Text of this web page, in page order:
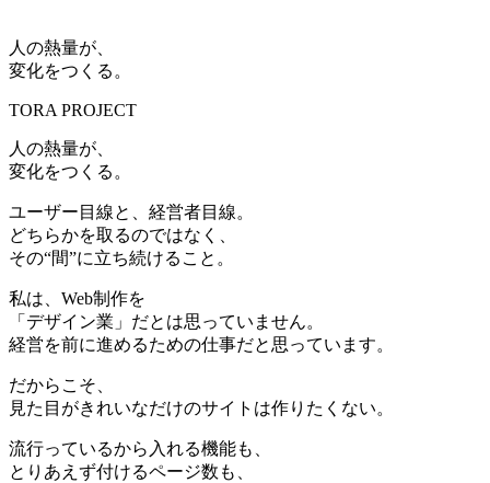
人の熱量が、
変化をつくる。
TORA PROJECT
人の熱量が、
変化をつくる。
ユーザー目線と、経営者目線。
どちらかを取るのではなく、
その“間”に立ち続けること。
私は、Web制作を
「デザイン業」だとは思っていません。
経営を前に進めるための仕事だと思っています。
だからこそ、
見た目がきれいなだけのサイトは作りたくない。
流行っているから入れる機能も、
とりあえず付けるページ数も、